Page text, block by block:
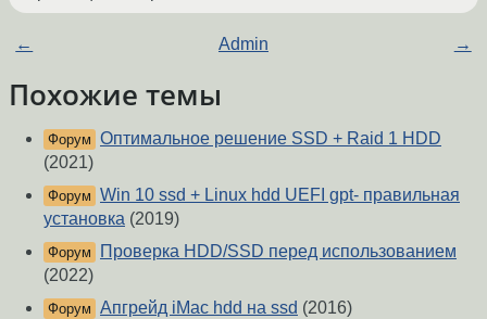
← Admin →
Похожие темы
Форум Оптимальное решение SSD + Raid 1 HDD
(2021)
Форум Win 10 ssd + Linux hdd UEFI gpt- правильная
установка (2019)
Форум
Проверка HDD/SSD перед использованием
(2022)
Форум Апгрейд iMac hdd на ssd (2016)